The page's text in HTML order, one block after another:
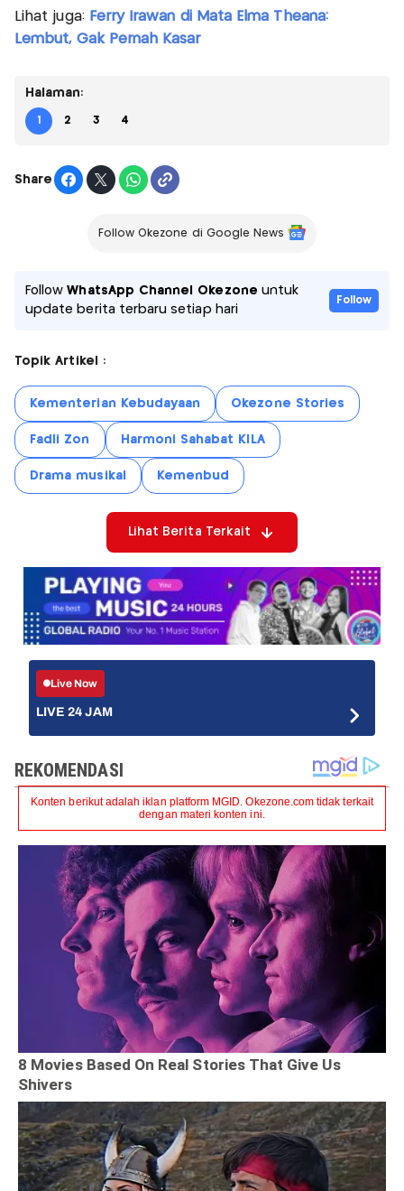
Lihat juga: Ferry Irawan di Mata Elma Theana:
Lembut, Gak Pernah Kasar
Halaman:
1 2 3 4
Share
Follow Okezone di Google News
FollowWhatsApp Channel Okezone untuk
update berita terbaru setiap hari
Follow
Topik Artikel :
Kementerian Kebudayaan Okezone Stories
Fadli Zon Harmoni Sahabat KILA
Drama musikal Kemenbud
Lihat Berita Terkait
Live Now
LIVE 24 JAM